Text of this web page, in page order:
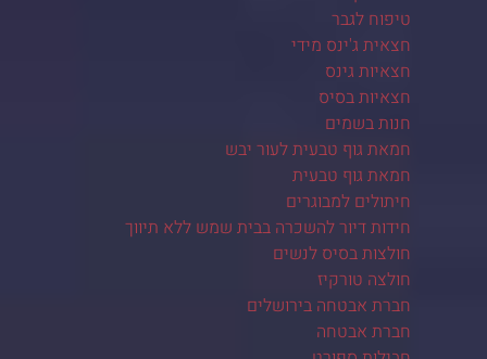
טיפוח לגבר
חצאית ג'ינס מידי
חצאיות גינס
חצאיות בסיס
חנות בשמים
חמאת גוף טבעית לעור יבש
חמאת גוף טבעית
חיתולים למבוגרים
חידות דיור להשכרה בבית שמש ללא תיווך
חולצות בסיס לנשים
חולצה טורקיז
חברת אבטחה בירושלים
חברת אבטחה